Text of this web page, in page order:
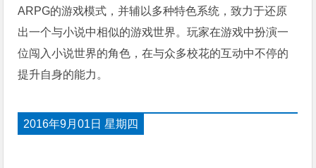
ARPG的游戏模式，并辅以多种特色系统，致力于还原
出一个与小说中相似的游戏世界。玩家在游戏中扮演一
位闯入小说世界的角色，在与众多校花的互动中不停的
提升自身的能力。
2016年9月01日 星期四